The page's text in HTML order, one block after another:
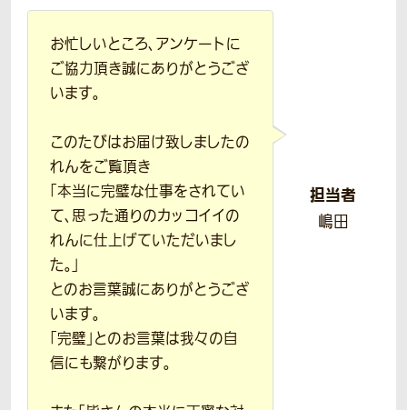
お忙しいところ、アンケートに
ご協力頂き誠にありがとうござ
います。
このたびはお届け致しましたの
れんをご覧頂き
「本当に完璧な仕事をされてい
て、思った通りのカッコイイの
れんに仕上げていただいまし
た。」
とのお言葉誠にありがとうござ
います。
「完璧」とのお言葉は我々の自
信にも繋がります。
担当者
嶋田